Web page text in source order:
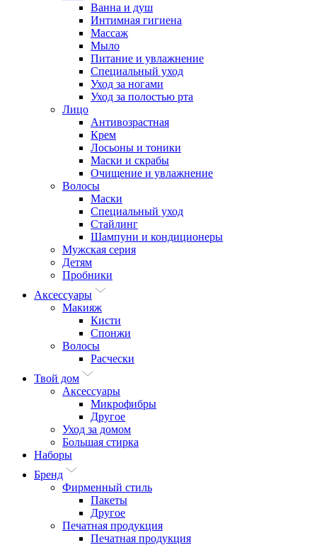
Ванна и душ
Интимная гигиена
Массаж
Мыло
Питание и увлажнение
Специальный уход
Уход за ногами
Уход за полостью рта
Лицо
Антивозрастная
Крем
Лосьоны и тоники
Маски и скрабы
Очищение и увлажнение
Волосы
Маски
Специальный уход
Стайлинг
Шампуни и кондиционеры
Мужская серия
Детям
Пробники
Аксессуары
Макияж
Кисти
Спонжи
Волосы
Расчески
Твой дом
Аксессуары
Микрофибры
Другое
Уход за домом
Большая стирка
Наборы
Бренд
Фирменный стиль
Пакеты
Другое
Печатная продукция
Печатная продукция